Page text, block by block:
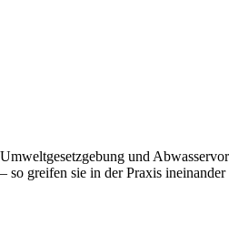
Umweltgesetzgebung und
– so greifen sie in der Praxis ineinander